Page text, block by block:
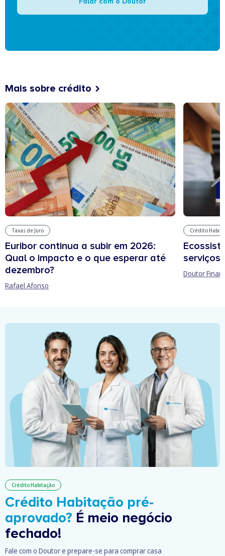
Mais sobre crédito
Taxas de Juro
Euribor continua a subir em 2026:
Qual o impacto e o que esperar até
dezembro?
Rafael Afonso
Crédito
serviços
Doutor
Crédito Habitação
Crédito Habitação pré-
aprovado? É meio negócio
fechado!
Fale com o Doutor e prepare-se para comprar casa